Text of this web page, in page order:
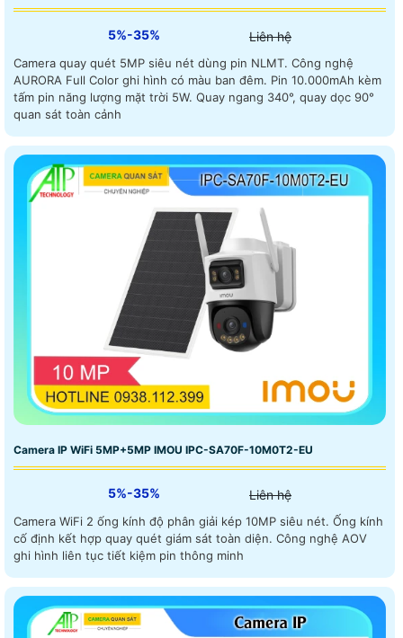
5%-35% Liên hệ
Camera quay quét 5MP siêu nét dùng pin NLMT. Công nghệ
AURORA Full Color ghi hình có màu ban đêm. Pin 10.000mAh kèm
tấm pin năng lượng mặt trời 5W. Quay ngang 340°, quay dọc 90°
quan sát toàn cảnh
Camera IP WiFi 5MP+5MP IMOU IPC-SA70F-10M0T2-EU
5%-35% Liên hệ
Camera WiFi 2 ống kính độ phân giải kép 10MP siêu nét. Ống kính
cố định kết hợp quay quét giám sát toàn diện. Công nghệ AOV
ghi hình liên tục tiết kiệm pin thông minh